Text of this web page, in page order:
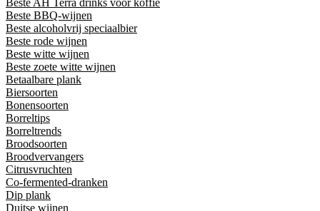
Beste AH Terra drinks voor koffie
Beste BBQ-wijnen
Beste alcoholvrij speciaalbier
Beste rode wijnen
Beste witte wijnen
Beste zoete witte wijnen
Betaalbare plank
Biersoorten
Bonensoorten
Borreltips
Borreltrends
Broodsoorten
Broodvervangers
Citrusvruchten
Co-fermented-dranken
Dip plank
Duitse wijnen